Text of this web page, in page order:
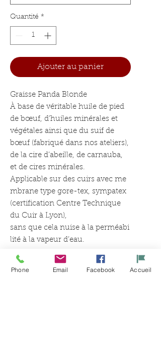
Quantité *
Ajouter au panier
Graisse Panda Blonde
À base de véritable huile de pied
de bœuf, d’huiles minérales et
végétales ainsi que du suif de
bœuf (fabriqué dans nos ateliers),
de la cire d’abeille, de carnauba,
et de cires minérales.
Applicable sur des cuirs avec me
mbrane type gore-tex, sympatex
(certification Centre Technique
du Cuir à Lyon),
sans que cela nuise à la perméabi
lité à la vapeur d’eau.
Phone Email Facebook Accueil